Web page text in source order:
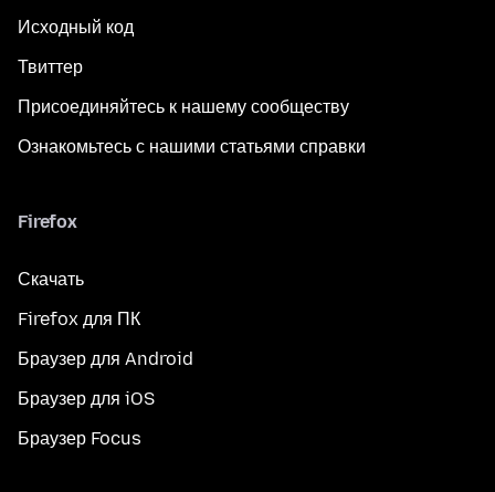
Исходный код
Твиттер
Присоединяйтесь к нашему сообществу
Ознакомьтесь с нашими статьями справки
Firefox
Скачать
Firefox для ПК
Браузер для Android
Браузер для iOS
Браузер Focus